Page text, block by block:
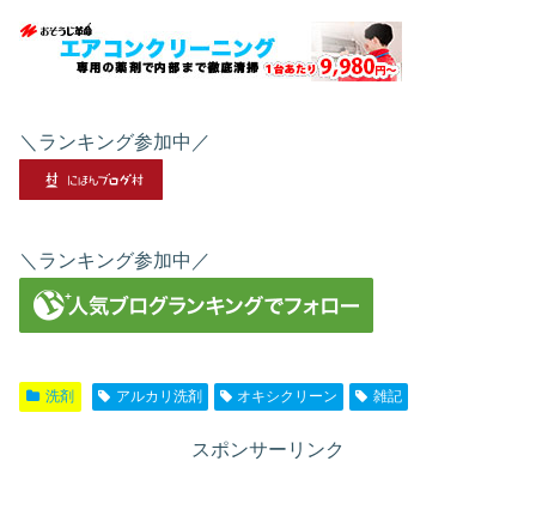
＼ランキング参加中／
＼ランキング参加中／
洗剤 アルカリ洗剤 オキシクリーン 雑記
スポンサーリンク